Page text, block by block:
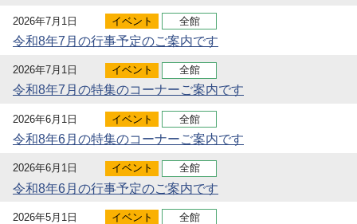
2026年7月1日 イベント 全館
令和8年7月の行事予定のご案内です
2026年7月1日 イベント 全館
令和8年7月の特集のコーナーご案内です
2026年6月1日 イベント 全館
令和8年6月の特集のコーナーご案内です
2026年6月1日 イベント 全館
令和8年6月の行事予定のご案内です
2026年5月1日 イベント 全館